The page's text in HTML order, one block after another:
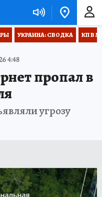
УКРАИНА: СВОДКА КП В
4:48
пропал в
угрозу